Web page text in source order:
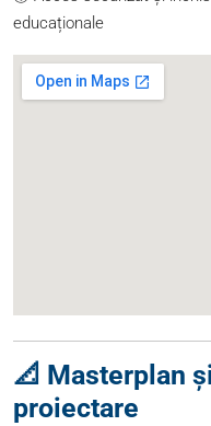
educaționale
📐 Masterplan
proiectare